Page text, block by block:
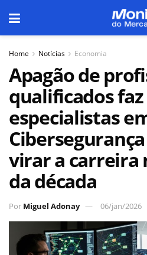
Home Notícias Economia
Apagão de
qualificados
especialistas
virar a carreira
da década
Por Miguel Adonay 06/jan/2026